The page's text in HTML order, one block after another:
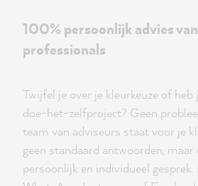
100% persoonlijk advies
professionals
Twijfel je over je kleurkeuze of
doe-het-zelfproject? Geen
team van adviseurs staat voor je
geen standaard antwoorden, maar
persoonlijk en individueel gesprek.